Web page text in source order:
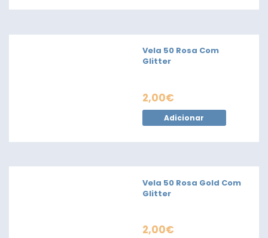
Vela 50 Rosa Com
Glitter
2,00€
Adicionar
Vela 50 Rosa Gold Com
Glitter
2,00€